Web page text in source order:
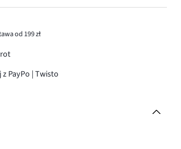
od 199 zł
PayPo | Twisto